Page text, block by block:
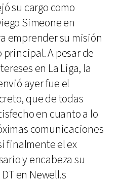
su cargo como
Simeone en
emprender su misión
A pesar de
en La Liga, la
ayer fue el
que de todas
en cuanto a lo
comunicaciones
finalmente el ex
y encabeza su
en Newell.s